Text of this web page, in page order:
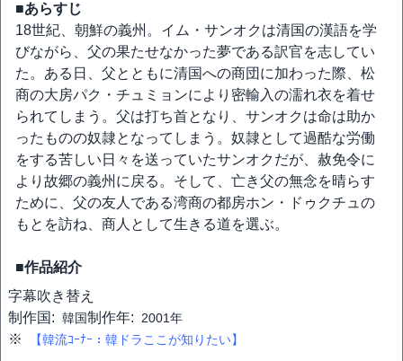
■あらすじ
18世紀、朝鮮の義州。イム・サンオクは清国の漢語を学
びながら、父の果たせなかった夢である訳官を志してい
た。ある日、父とともに清国への商団に加わった際、松
商の大房パク・チュミョンにより密輸入の濡れ衣を着せ
られてしまう。父は打ち首となり、サンオクは命は助か
ったものの奴隷となってしまう。奴隷として過酷な労働
をする苦しい日々を送っていたサンオクだが、赦免令に
より故郷の義州に戻る。そして、亡き父の無念を晴らす
ために、父の友人である湾商の都房ホン・ドゥクチュの
もとを訪ね、商人として生きる道を選ぶ。
■作品紹介
字幕吹き替え
制作国: 韓国制作年: 2001年
※ 【韓流ｺｰﾅｰ：韓ドラここが知りたい】